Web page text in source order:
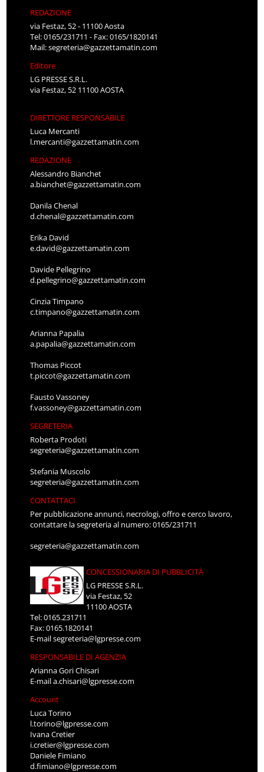
REDAZIONE
via Festaz, 52 - 11100 Aosta
Tel: 0165/231711 - Fax: 0165/1820141
Mail:segreteria@gazzettamatin.com
Editore
LG PRESSE S.R.L.
via Festaz, 52 11100 AOSTA
DIRETTORE RESPONSABILE
Luca Mercanti
l.mercanti@gazzettamatin.com
REDAZIONE
Alessandro Bianchet
a.bianchet@gazzettamatin.com
Danila Chenal
d.chenal@gazzettamatin.com
Erika David
e.david@gazzettamatin.com
Davide Pellegrino
d.pellegrino@gazzettamatin.com
Cinzia Timpano
c.timpano@gazzettamatin.com
Arianna Papalia
a.papalia@gazzettamatin.com
Thomas Piccot
t.piccot@gazzettamatin.com
Fausto Vassoney
f.vassoney@gazzettamatin.com
SEGRETERIA
Roberta Prodoti
segreteria@gazzettamatin.com
Stefania Muscolo
segreteria@gazzettamatin.com
CONTATTACI
Per pubblicazione annunci, necrologi, offro e cerco lavoro,
contattare la segreteria al numero: 0165/231711
segreteria@gazzettamatin.com
CONCESSIONARIA DI PUBBLICITÀ
LG PRESSE S.R.L.
via Festaz, 52
11100 AOSTA
Tel: 0165.231711
Fax: 0165.1820141
E-mailsegreteria@lgpresse.com
RESPONSABILE DI AGENZIA
Arianna Gori Chisari
E-maila.chisari@lgpresse.com
Account
Luca Torino
l.torino@lgpresse.com
Ivana Cretier
i.cretier@lgpresse.com
Daniele Fimiano
d.fimiano@lgpresse.com